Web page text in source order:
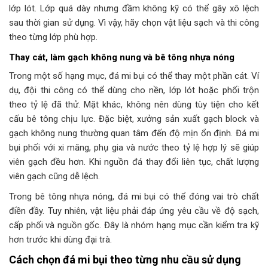
lớp lót. Lớp quá dày nhưng đầm không kỹ có thể gây xô lệch
sau thời gian sử dụng. Vì vậy, hãy chọn vật liệu sạch và thi công
theo từng lớp phù hợp.
Thay cát, làm gạch không nung và bê tông nhựa nóng
Trong một số hạng mục, đá mi bụi có thể thay một phần cát. Ví
dụ, đội thi công có thể dùng cho nền, lớp lót hoặc phối trộn
theo tỷ lệ đã thử. Mặt khác, không nên dùng tùy tiện cho kết
cấu bê tông chịu lực. Đặc biệt, xưởng sản xuất gạch block và
gạch không nung thường quan tâm đến độ mịn ổn định. Đá mi
bụi phối với xi măng, phụ gia và nước theo tỷ lệ hợp lý sẽ giúp
viên gạch đều hơn. Khi nguồn đá thay đổi liên tục, chất lượng
viên gạch cũng dễ lệch.
Trong bê tông nhựa nóng, đá mi bụi có thể đóng vai trò chất
điền đầy. Tuy nhiên, vật liệu phải đáp ứng yêu cầu về độ sạch,
cấp phối và nguồn gốc. Đây là nhóm hạng mục cần kiểm tra kỹ
hơn trước khi dùng đại trà.
Cách chọn đá mi bụi theo từng nhu cầu sử dụng